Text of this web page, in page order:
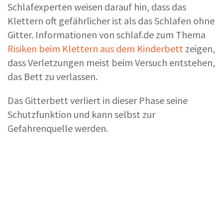
Schlafexperten weisen darauf hin, dass das
Klettern oft gefährlicher ist als das Schlafen ohne
Gitter. Informationen von schlaf.de zum Thema
Risiken beim Klettern aus dem Kinderbett zeigen,
dass Verletzungen meist beim Versuch entstehen,
das Bett zu verlassen.
Das Gitterbett verliert in dieser Phase seine
Schutzfunktion und kann selbst zur
Gefahrenquelle werden.